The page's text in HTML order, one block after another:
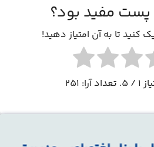
پست مفید بود؟
کنید تا به آن امتیاز دهید!
1 / 5. تعداد آرا: 251